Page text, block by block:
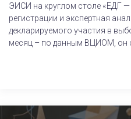
ЭИСИ на круглом столе «ЕДГ —
регистрации и экспертная
декларируемого участия в
месяц – по данным ВЦИОМ, он